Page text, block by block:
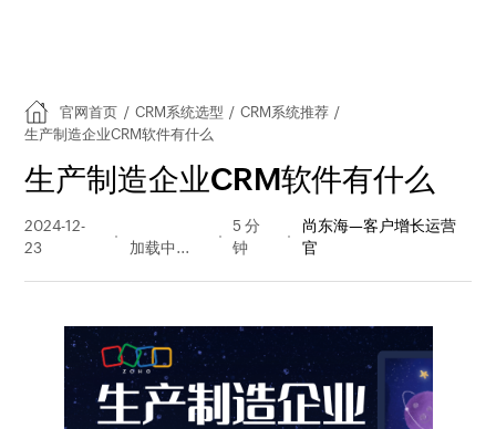
官网首页 / CRM系统选型 / CRM系统推荐 /
生产制造企业CRM软件有什么
生产制造企业CRM软件有什么
2024-12-
23
量
5 分
钟
尚东海—客户增长运营
官